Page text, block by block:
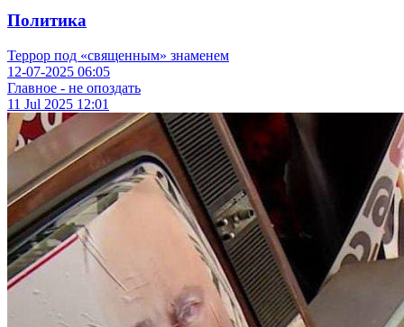
Политика
Террор под «священным» знаменем
12-07-2025 06:05
Главное - не опоздать
11 Jul 2025 12:01